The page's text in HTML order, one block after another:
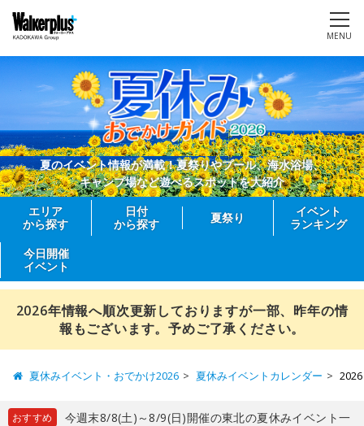
MENU
夏のイベント情報が満載！夏祭りやプール、海水浴場、
キャンプ場など遊べるスポットを大紹介
エリア
から探す
日付
から探す
夏祭り
イベント
ランキング
今日開催
イベント
2026年情報へ順次更新しておりますが一部、昨年の情
報もございます。予めご了承ください。
夏休みイベント・おでかけ2026 夏休みイベントカレンダー
おすすめ
今週末8/8(土)～8/9(日)開催の東北の夏休みイベント一